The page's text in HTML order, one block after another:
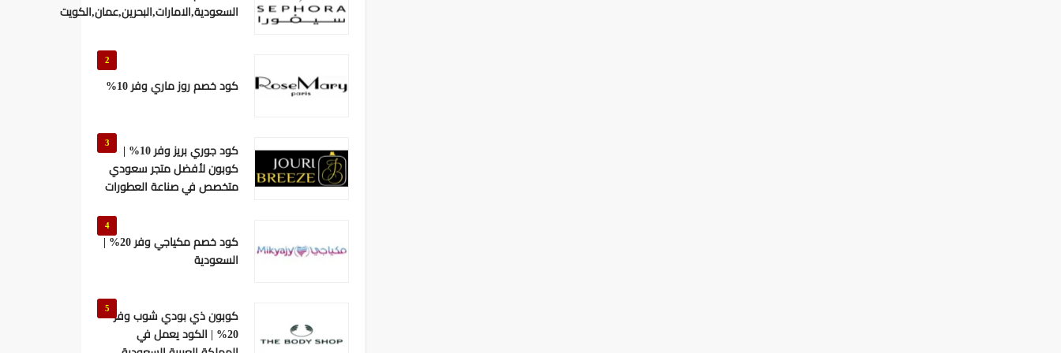
السعودية,الامارات,البحرين,عمان,الكويت
2
كود خصم روز ماري وفر 10%
3
كود جوري بريز وفر 10% |
كوبون لأفضل متجر سعودي
متخصص في صناعة العطورات
4
كود خصم مكياجي وفر 20% |
السعودية
5 كوبون ذي بودي شوب وفر
20% | الكود يعمل في